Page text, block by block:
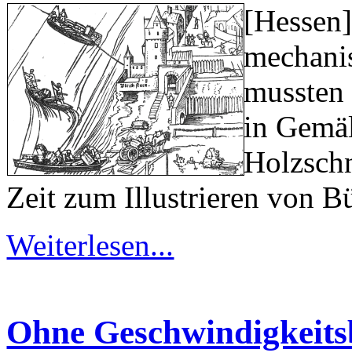
in
Zeit zum Illustrieren von
Weiterlesen...
Ohne